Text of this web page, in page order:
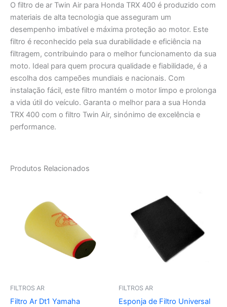
O filtro de ar Twin Air para Honda TRX 400 é produzido com
materiais de alta tecnologia que asseguram um
desempenho imbatível e máxima proteção ao motor. Este
filtro é reconhecido pela sua durabilidade e eficiência na
filtragem, contribuindo para o melhor funcionamento da sua
moto. Ideal para quem procura qualidade e fiabilidade, é a
escolha dos campeões mundiais e nacionais. Com
instalação fácil, este filtro mantém o motor limpo e prolonga
a vida útil do veículo. Garanta o melhor para a sua Honda
TRX 400 com o filtro Twin Air, sinónimo de excelência e
performance.
Produtos Relacionados
FILTROS AR
Filtro Ar Dt1 Yamaha
FILTROS AR
Esponja de Filtro Universal